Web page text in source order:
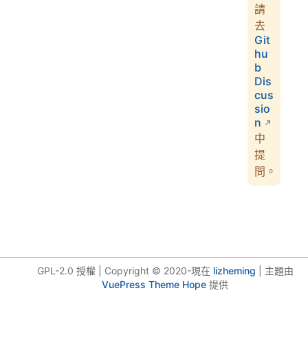
請
去
Git
hu
b
Dis
cus
sio
n
中
提
問。
GPL-2.0 授權 | Copyright © 2020-現在 lizheming | 主題由
VuePress Theme Hope 提供